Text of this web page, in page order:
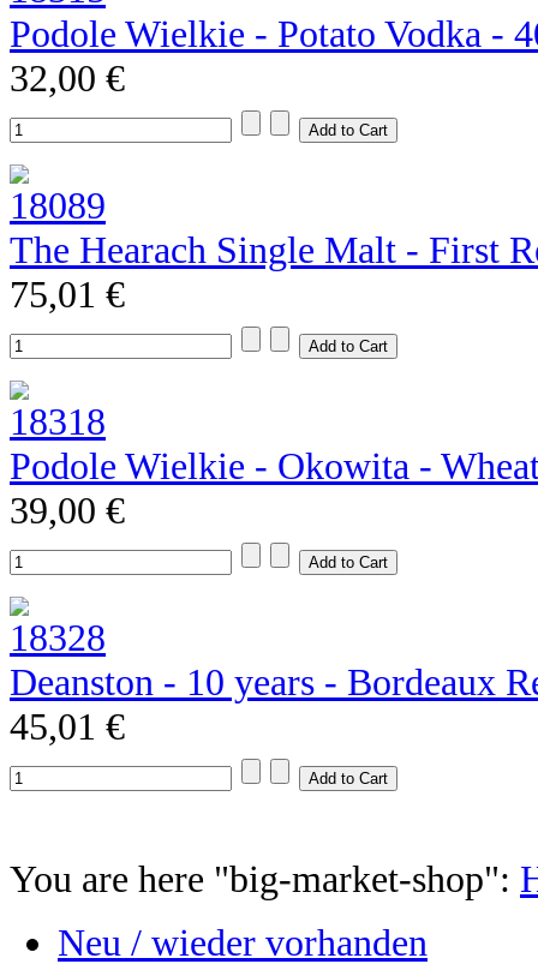
Podole Wielkie - Potato Vodka -
32,00 €
The Hearach Single Malt - First
75,01 €
Podole Wielkie - Okowita -
39,00 €
Deanston - 10 years - Bordeaux
45,01 €
You are here "big-market-shop":
Neu / wieder vorhanden